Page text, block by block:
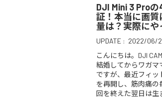
DJI Mini 3 Pro
証！本当に画
量は？実際にや
UPDATE : 2022/06/
こんにちは。DJI
結婚してからワガマ
ですが、最近フィッ
を再開し、筋肉痛の
回を終えた翌日は生